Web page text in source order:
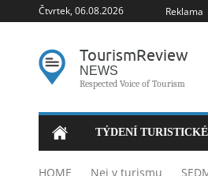
Čtvrtek, 06.08.2026 Reklama
TourismReview
NEWS
Respected Voice of Tourism
TÝDENÍ
HOME Nej v turismu